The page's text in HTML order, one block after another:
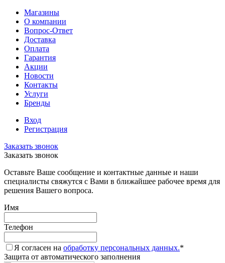
Магазины
О компании
Вопрос-Ответ
Доставка
Оплата
Гарантия
Акции
Новости
Контакты
Услуги
Бренды
Вход
Регистрация
Заказать звонок
Заказать звонок
Оставьте Ваше сообщение и контактные данные и наши
специалисты свяжутся с Вами в ближайшее рабочее время для
решения Вашего вопроса.
Имя
Телефон
Я согласен на обработку персональных данных.*
Защита от автоматического заполнения